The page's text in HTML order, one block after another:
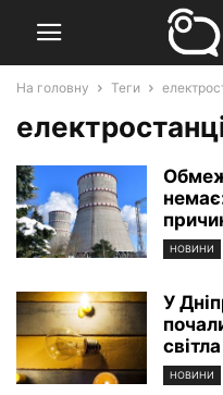
На головну Теги
НОВИНИ
У
світла
НОВИНИ